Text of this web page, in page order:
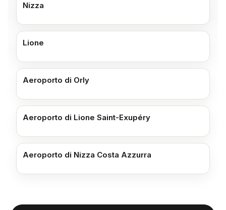
Nizza
Lione
Aeroporto di Orly
Aeroporto di Lione Saint-Exupéry
Aeroporto di Nizza Costa Azzurra